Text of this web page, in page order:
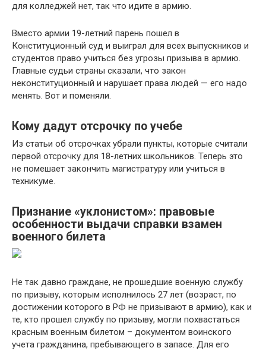
для колледжей нет, так что идите в армию.
Вместо армии 19-летний парень пошел в
Конституционный суд и выиграл для всех выпускников и
студентов право учиться без угрозы призыва в армию.
Главные судьи страны сказали, что закон
неконституционный и нарушает права людей — его надо
менять. Вот и поменяли.
Кому дадут отсрочку по учебе
Из статьи об отсрочках убрали пункты, которые считали
первой отсрочку для 18-летних школьников. Теперь это
не помешает закончить магистратуру или учиться в
техникуме.
Признание «уклонистом»: правовые
особенности выдачи справки взамен
военного билета
Не так давно граждане, не прошедшие военную службу
по призыву, которым исполнилось 27 лет (возраст, по
достижении которого в РФ не призывают в армию), как и
те, кто прошел службу по призыву, могли похвастаться
красным военным билетом – документом воинского
учета гражданина, пребывающего в запасе. Для его